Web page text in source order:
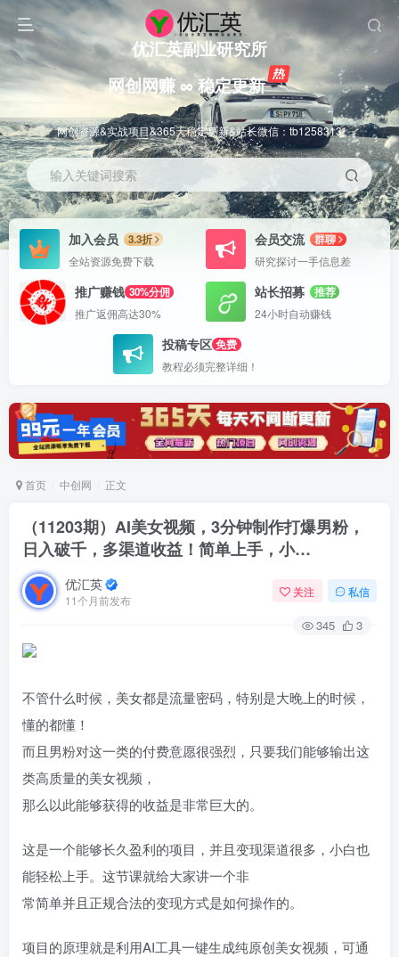
优汇英副业研究所
网创网赚 ∞ 稳定更新
网创资源&实战项目&365天稳定更新&站长微信：tb1258313
输入关键词搜索
加入会员
3.3折
全站资源免费下载
会员交流
群聊
研究探讨一手信息差
推广赚钱 30%分佣
推广返佣高达30%
站长招募
推荐
24小时自动赚钱
投稿专区 免费
教程必须完整详细！
首页 中创网 正文
（11203期）AI美女视频，3分钟制作打爆男粉，
日入破千，多渠道收益！简单上手，小…
优汇英
11个月前发布
关注 私信
345 3
不管什么时候，美女都是流量密码，特别是大晚上的时候，
懂的都懂！
而且男粉对这一类的付费意愿很强烈，只要我们能够输出这
类高质量的美女视频，
那么以此能够获得的收益是非常巨大的。
这是一个能够长久盈利的项目，并且变现渠道很多，小白也
能轻松上手。这节课就给大家讲一个非
常简单并且正规合法的变现方式是如何操作的。
项目的原理就是利用AI工具一键生成纯原创美女视频，可通